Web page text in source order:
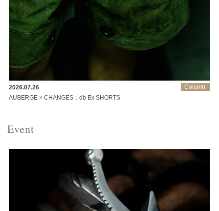
Column
2026.07.26
AUBERGE × CHANGES：db Ex SHORTS
Event